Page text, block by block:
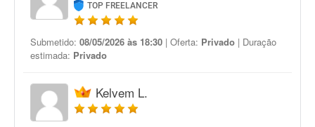
TOP FREELANCER
Submetido: 08/05/2026 às 18:30 | Oferta: Privado | Duração
estimada: Privado
Kelvem L.